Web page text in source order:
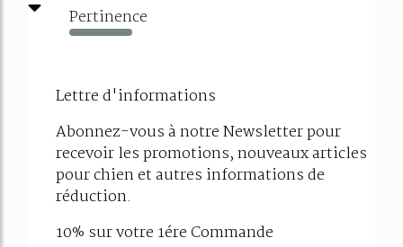
Pertinence
600%
Lettre d'informations
Abonnez-vous à notre Newsletter pour
recevoir les promotions, nouveaux articles
pour chien et autres informations de
réduction.
10% sur votre 1ére Commande